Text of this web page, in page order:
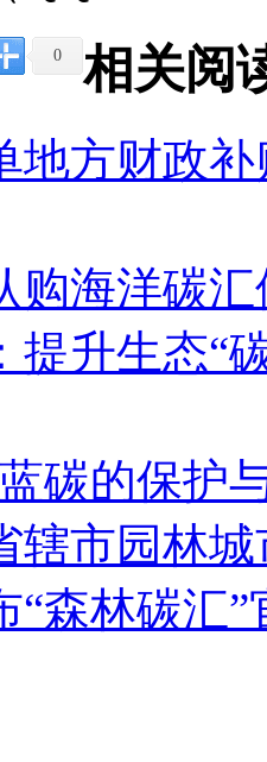
0 相关阅
地方财政
购海洋碳
提升生态“
碳的保护
辖市园林
“森林碳汇